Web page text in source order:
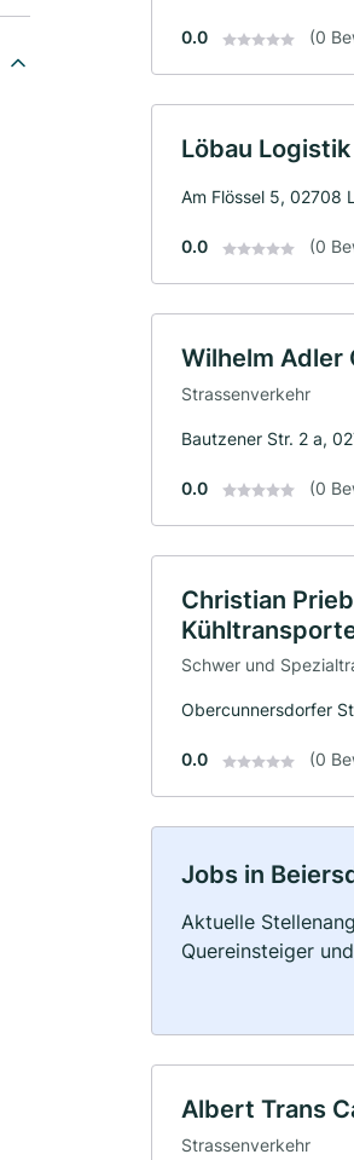
0.0 (0
Löbau Logistik
Am Flössel 5, 02708
0.0 (0
Wilhelm Adler
Strassenverkehr
Bautzener Str. 2 a,
0.0 (0
Christian
Schwer und
Obercunnersdorfer
0.0 (0
Jobs in
Aktuelle
Quereinsteiger
Albert Trans
Strassenverkehr